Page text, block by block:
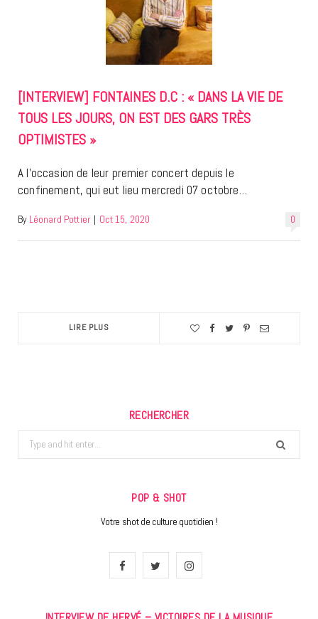
[INTERVIEW] FONTAINES D.C : « DANS LA VIE DE
TOUS LES JOURS, ON EST DES GARS TRÈS
OPTIMISTES »
A l’occasion de leur premier concert depuis le
confinement, qui eut lieu mercredi 07 octobre…
0
By Léonard Pottier | Oct 15, 2020
LIRE PLUS
RECHERCHER
Search
for:
POP & SHOT
Votre shot de culture quotidien !
F
I